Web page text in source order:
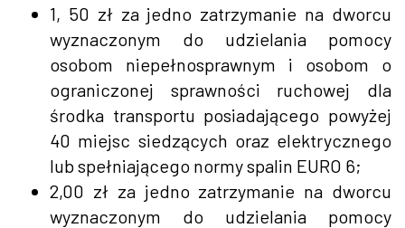
1, 50 zł za jedno zatrzymanie na dworcu
wyznaczonym do udzielania pomocy
osobom niepełnosprawnym i osobom o
ograniczonej sprawności ruchowej dla
środka transportu posiadającego powyżej
40 miejsc siedzących oraz elektrycznego
lub spełniającego normy spalin EURO 6;
2,00 zł za jedno zatrzymanie na dworcu
wyznaczonym do udzielania pomocy